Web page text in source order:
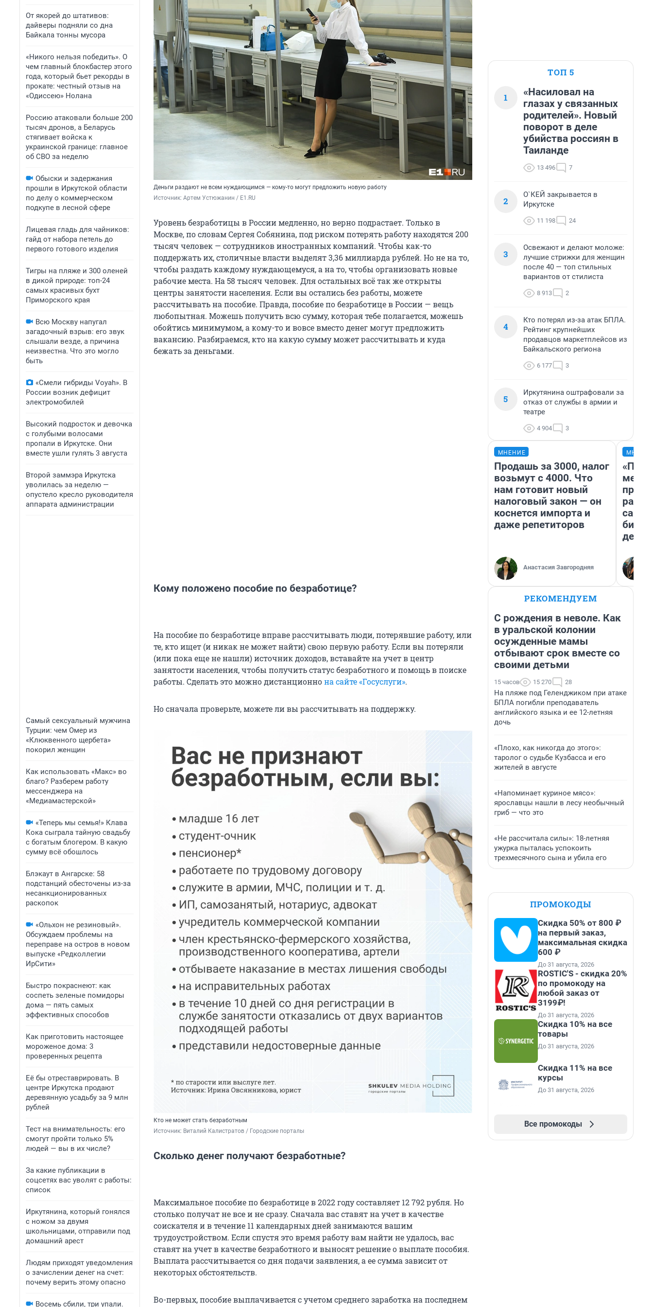
От якорей до штативов:
дайверы подняли со дна
Байкала тонны мусора
«Никого нельзя победить». О
чем главный блокбастер этого
года, который бьет рекорды в
прокате: честный отзыв на
«Одиссею» Нолана
Россию атаковали больше 200
тысяч дронов, а Беларусь
стягивает войска к
украинской границе: главное
об СВО за неделю
Обыски и задержания
прошли в Иркутской области
по делу о коммерческом
подкупе в лесной сфере
Лицевая гладь для чайников:
гайд от набора петель до
первого готового изделия
Тигры на пляже и 300 оленей
в дикой природе: топ-24
самых красивых бухт
Приморского края
Всю Москву напугал
загадочный взрыв: его звук
слышали везде, а причина
неизвестна. Что это могло
быть
«Смели гибриды Voyah». В
России возник дефицит
электромобилей
Высокий подросток и девочка
с голубыми волосами
пропали в Иркутске. Они
вместе ушли гулять 3 августа
Второй заммэра Иркутска
уволилась за неделю —
опустело кресло руководителя
аппарата администрации
Самый сексуальный мужчина
Турции: чем Омер из
«Клюквенного щербета»
покорил женщин
Как использовать «Макс» во
благо? Разберем работу
мессенджера на
«Медиамастерской»
«Теперь мы семья!» Клава
Кока сыграла тайную свадьбу
с богатым блогером. В какую
сумму всё обошлось
Блэкаут в Ангарске: 58
подстанций обесточены из-за
несанкционированных
раскопок
«Ольхон не резиновый».
Обсуждаем проблемы на
переправе на остров в новом
выпуске «Редколлегии
ИрСити»
Быстро покраснеют: как
соспеть зеленые помидоры
дома — пять самых
эффективных способов
Как приготовить настоящее
мороженое дома: 3
проверенных рецепта
Её бы отреставрировать. В
центре Иркутска продают
деревянную усадьбу за 9 млн
рублей
Тест на внимательность: его
смогут пройти только 5%
людей — вы в их числе?
За какие публикации в
соцсетях вас уволят с работы:
список
Иркутянина, который гонялся
с ножом за двумя
школьницами, отправили под
домашний арест
Людям приходят уведомления
о зачислении денег на счет:
почему верить этому опасно
Восемь сбили, три упали.
Деньги раздают не всем нуждающимся — кому-то могут предложить новую работу
Источник: Артем Устюжанин / E1.RU
Уровень безработицы в России медленно, но верно подрастает. Только в
Москве, по словам Сергея Собянина, под риском потерять работу находятся 200
тысяч человек — сотрудников иностранных компаний. Чтобы как-то
поддержать их, столичные власти выделят 3,36 миллиарда рублей. Но не на то,
чтобы раздать каждому нуждающемуся, а на то, чтобы организовать новые
рабочие места. На 58 тысяч человек. Для остальных всё так же открыты
центры занятости населения. Если вы остались без работы, можете
рассчитывать на пособие. Правда, пособие по безработице в России — вещь
любопытная. Можешь получить всю сумму, которая тебе полагается, можешь
обойтись минимумом, а кому-то и вовсе вместо денег могут предложить
вакансию. Разбираемся, кто на какую сумму может рассчитывать и куда
бежать за деньгами.
Кому положено пособие по безработице?
На пособие по безработице вправе рассчитывать люди, потерявшие работу, или
те, кто ищет (и никак не может найти) свою первую работу. Если вы потеряли
(или пока еще не нашли) источник доходов, вставайте на учет в центр
занятости населения, чтобы получить статус безработного и помощь в поиске
работы. Сделать это можно дистанционнона сайте«Госуслуги».
Но сначала проверьте, можете ли вы рассчитывать на поддержку.
Кто не может стать безработным
Источник: Виталий Калистратов / Городские порталы
Сколько денег получают безработные?
Максимальное пособие по безработице в 2022 году составляет 12 792 рубля. Но
столько получат не все и не сразу. Сначала вас ставят на учет в качестве
соискателя и в течение 11 календарных дней занимаются вашим
трудоустройством. Если спустя это время работу вам найти не удалось, вас
ставят на учет в качестве безработного и выносят решение о выплате пособия.
Выплата рассчитывается со дня подачи заявления, а ее сумма зависит от
некоторых обстоятельств.
Во-первых, пособие выплачивается с учетом среднего заработка на последнем
ТОП 5
1
«Насиловал на
глазах у связанных
родителей». Новый
поворот в деле
убийства россиян в
Таиланде
13 496 7
2
О`КЕЙ закрывается в
Иркутске
11 198 24
3
Освежают и делают моложе:
лучшие стрижки для женщин
после 40 — топ стильных
вариантов от стилиста
8 913 2
4
Кто потерял из-за атак БПЛА.
Рейтинг крупнейших
продавцов маркетплейсов из
Байкальского региона
6 177 3
5
Иркутянина оштрафовали за
отказ от службы в армии и
театре
4 904 3
МНЕНИЕ
Продашь за 3000, налог
возьмут с 4000. Что
нам готовит новый
налоговый закон — он
коснется импорта и
даже репетиторов
Анастасия Завгородняя
РЕКОМЕНДУЕМ
С рождения в неволе. Как
в уральской колонии
осужденные мамы
отбывают срок вместе со
своими детьми
15 часов 15 270 28
На пляже под Геленджиком при атаке
БПЛА погибли преподаватель
английского языка и ее 12-летняя
дочь
«Плохо, как никогда до этого»:
таролог о судьбе Кузбасса и его
жителей в августе
«Напоминает куриное мясо»:
ярославцы нашли в лесу необычный
гриб — что это
«Не рассчитала силы»: 18-летняя
ужурка пыталась успокоить
трехмесячного сына и убила его
ПРОМОКОДЫ
Скидка 50% от 800 ₽
на первый заказ,
максимальная скидка
600 ₽
До 31 августа, 2026
ROSTIC'S - скидка 20%
по промокоду на
любой заказ от
3199₽!
До 31 августа, 2026
Скидка 10% на все
товары
До 31 августа, 2026
Скидка 11% на все
курсы
До 31 августа, 2026
Все промокоды